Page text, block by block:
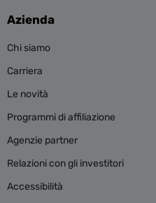
Azienda
Chi siamo
Carriera
Le novità
Programmi di affiliazione
Agenzie partner
Relazioni con gli investitori
Accessibilità